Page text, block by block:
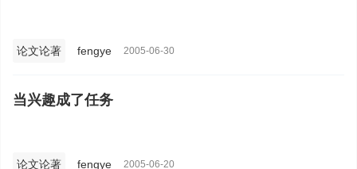
论文论著 fengye 2005-06-30
当兴趣成了任务
论文论著 fengye 2005-06-20